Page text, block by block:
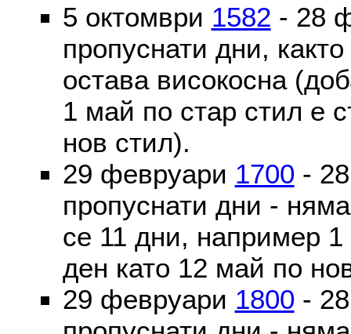
5 октомври 1582 - 28
пропуснати дни,
остава високосна
1 май по стар стил е
нов стил).
29 февруари 1700 -
пропуснати дни -
се 11 дни, например
ден като 12 май по
29 февруари 1800 -